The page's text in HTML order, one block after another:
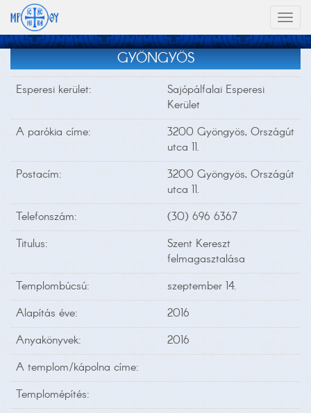
GYÖNGYÖS
Esperesi kerület:
Sajópálfalai Esperesi
Kerület
A parókia címe:
3200 Gyöngyös, Országút
utca 11.
Postacím:
3200 Gyöngyös, Országút
utca 11.
Telefonszám:
(30) 696 6367
Titulus:
Szent Kereszt
felmagasztalása
Templombúcsú:
szeptember 14.
Alapítás éve:
2016
Anyakönyvek:
2016
A templom/kápolna címe:
Templomépítés: